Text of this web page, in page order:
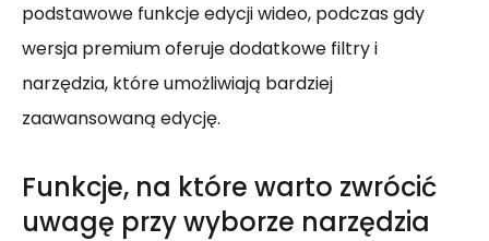
podstawowe funkcje edycji wideo, podczas gdy
wersja premium oferuje dodatkowe filtry i
narzędzia, które umożliwiają bardziej
zaawansowaną edycję.
Funkcje, na które warto zwrócić
uwagę przy wyborze narzędzia